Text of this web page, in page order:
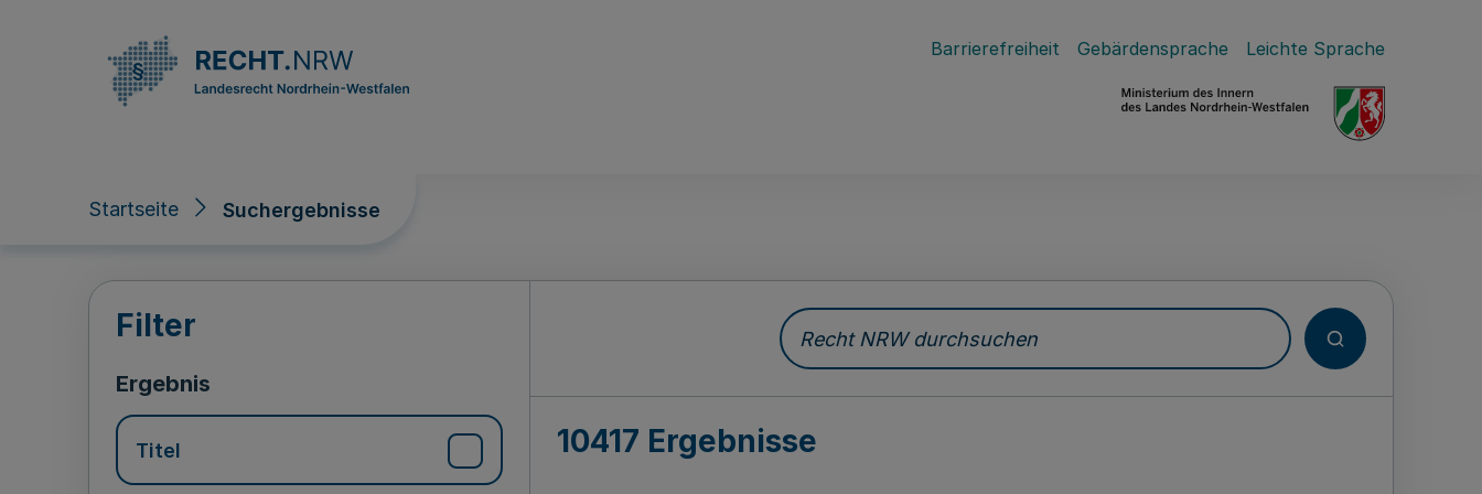
Barrierefreiheit Gebärdensprache Leichte Sprache
Startseite Suchergebnisse
Suchergebnisse
Filter
Ergebnis
Titel
Recht NRW durchsuchen
10417 Ergebnisse